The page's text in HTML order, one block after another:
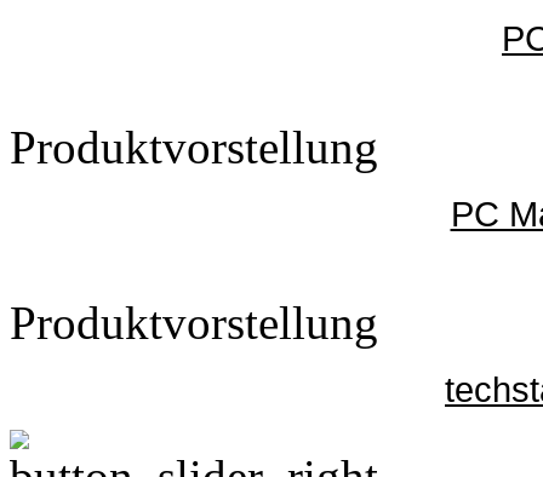
Produktvorstellung
PC
Produktvorstellung